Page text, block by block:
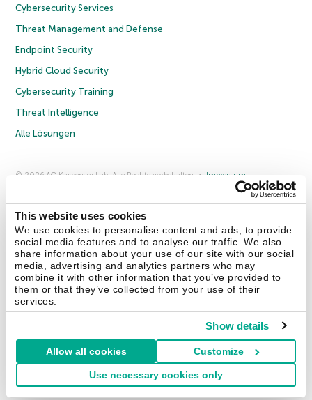
This website uses cookies
We use cookies to personalise content and ads, to provide
social media features and to analyse our traffic. We also
share information about your use of our site with our social
media, advertising and analytics partners who may
combine it with other information that you’ve provided to
them or that they’ve collected from your use of their
services.
Show details
Allow all cookies Customize
Use necessary cookies only
Cybersecurity Services
Threat Management and Defense
Endpoint Security
Hybrid Cloud Security
Cybersecurity Training
Threat Intelligence
Alle Lösungen
© 2026 AO Kaspersky Lab. Alle Rechte vorbehalten.
Impressum
Lizenzvereinbarung B2B
Anmeldung zum Newsletter für B2B-Vertriebspartner
Kontakt Über uns Partner Blog
Weitere Informationen
Pressemitteilungen
Securelist Eugene Personal Blog Enzyklopädie
Deutschland & Schweiz